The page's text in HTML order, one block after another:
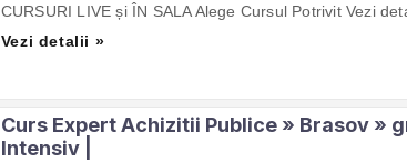
CURSURI LIVE și ÎN SALA Alege Cursul Potrivit Vezi
Vezi detalii »
Curs Expert Achizitii Publice » Brasov »
Intensiv |